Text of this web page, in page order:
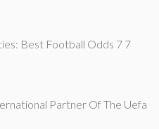
Best Football Odds 7 7
Partner Of The Uefa